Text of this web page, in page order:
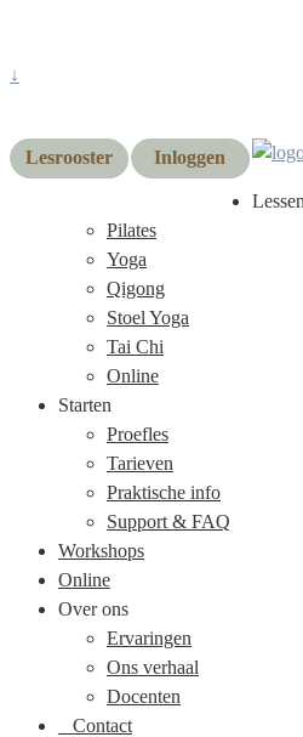
↓
Lesrooster Inloggen
Lessen
Pilates
Yoga
Qigong
Stoel Yoga
Tai Chi
Online
Starten
Proefles
Tarieven
Praktische info
Support & FAQ
Workshops
Online
Over ons
Ervaringen
Ons verhaal
Docenten
Contact